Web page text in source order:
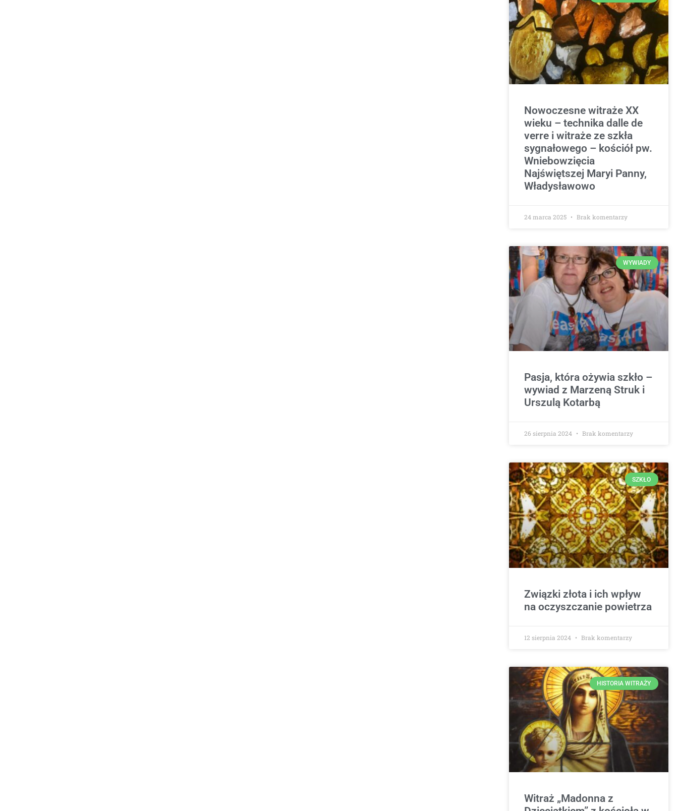
Nowoczesne witraże XX
wieku – technika dalle de
verre i witraże ze szkła
sygnałowego – kościół pw.
Wniebowzięcia
Najświętszej Maryi Panny,
Władysławowo
24 marca 2025 Brak komentarzy
WYWIADY
Pasja, która ożywia szkło –
wywiad z Marzeną Struk i
Urszulą Kotarbą
26 sierpnia 2024 Brak komentarzy
SZKŁO
Związki złota i ich wpływ
na oczyszczanie powietrza
12 sierpnia 2024 Brak komentarzy
HISTORIA WITRAŻY
Witraż „Madonna z